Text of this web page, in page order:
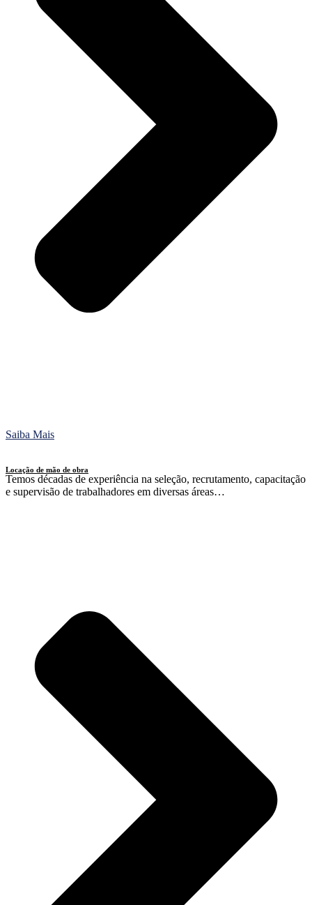
Saiba Mais
Locação de mão de obra
Temos décadas de experiência na seleção, recrutamento, capacitação
e supervisão de trabalhadores em diversas áreas…